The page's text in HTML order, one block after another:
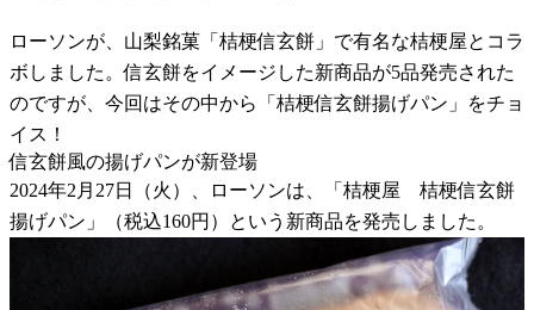
ローソンが、山梨銘菓「桔梗信玄餅」で有名な桔梗屋とコラ
ボしました。信玄餅をイメージした新商品が5品発売された
のですが、今回はその中から「桔梗信玄餅揚げパン」をチョ
イス！
信玄餅風の揚げパンが新登場
2024年2月27日（火）、ローソンは、「桔梗屋 桔梗信玄餅
揚げパン」（税込160円）という新商品を発売しました。